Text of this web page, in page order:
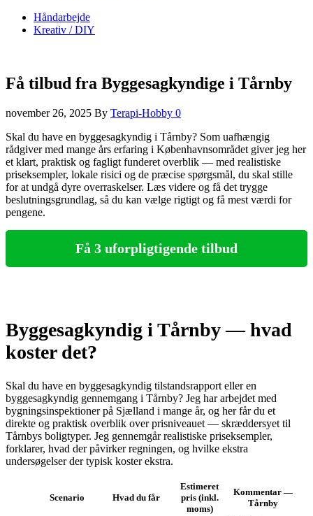
Håndarbejde
Kreativ / DIY
Få tilbud fra Byggesagkyndige i Tårnby
november 26, 2025 By Terapi-Hobby 0
Skal du have en byggesagkyndig i Tårnby? Som uafhængig
rådgiver med mange års erfaring i Københavnsområdet giver jeg her
et klart, praktisk og fagligt funderet overblik — med realistiske
priseksempler, lokale risici og de præcise spørgsmål, du skal stille
for at undgå dyre overraskelser. Læs videre og få det trygge
beslutningsgrundlag, så du kan vælge rigtigt og få mest værdi for
pengene.
Få 3 uforpligtigende tilbud
Byggesagkyndig i Tårnby — hvad
koster det?
Skal du have en byggesagkyndig tilstandsrapport eller en
byggesagkyndig gennemgang i Tårnby? Jeg har arbejdet med
bygningsinspektioner på Sjælland i mange år, og her får du et
direkte og praktisk overblik over prisniveauet — skræddersyet til
Tårnbys boligtyper. Jeg gennemgår realistiske priseksempler,
forklarer, hvad der påvirker regningen, og hvilke ekstra
undersøgelser der typisk koster ekstra.
Scenario Hvad du får
Estimeret
pris (inkl.
moms)
Kommentar —
Tårnby